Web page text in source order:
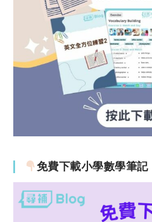
免費下載小學數學筆記